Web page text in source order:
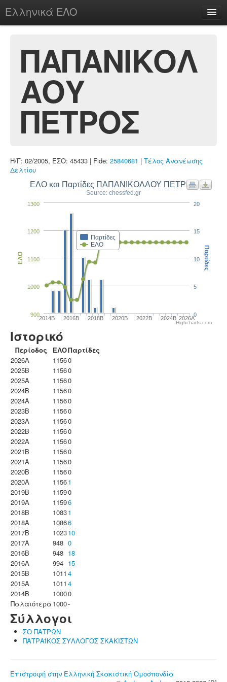
Ελληνικά ΕΛΟ
chesstu.be @ discord
Login
ΠΑΠΑΝΙΚΟΛ
ΑΟΥ
ΠΕΤΡΟΣ
Η/Γ: 02/2005, ΕΣΟ: 45433 | Fide: 25840681 | Τέλος Ανανέωσης
Δελτίου
ΕΛΟ και Παρτίδες ΠΑΠΑΝΙΚΟΛΑΟΥ ΠΕΤΡΟΣ
Source: chessfed.gr
Παρτίδες
ΕΛΟ
2014B 2016B 2018B 2020B 2022B 2024B 2026A
900
1000
1100
1200
1300
ΕΛΟ
0
5
10
15
20
Παρτίδες
Highcharts.com
Ιστορικό
Περίοδος ΕΛΟΠαρτίδες
2026A
11560
2025B
11560
2025A
11560
2024B
11560
2024A
11560
2023B
11560
2023Α
11560
2022B
11560
2022A
11560
2021B
11560
2021A
11560
2020B
11560
2020A
11561
2019B
11590
2019A
11596
2018B
10831
2018A
10866
2017B
102310
2017A
948 0
2016B
948 18
2016A
994 15
2015B
1011 4
2015A
1011 4
2014B
10000
Παλαιότερα 1000-
Σύλλογοι
ΣΟ ΠΑΤΡΩΝ
ΠΑΤΡΑΪΚΟΣ ΣΥΛΛΟΓΟΣ ΣΚΑΚΙΣΤΩΝ
Επιστροφή στην Ελληνική Σκακιστική Ομοσπονδία